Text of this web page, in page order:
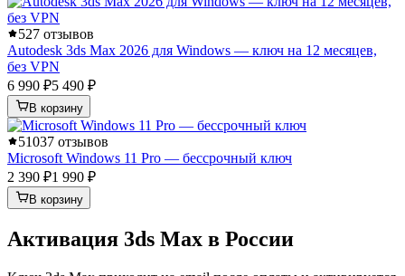
527 отзывов
Autodesk 3ds Max 2026 для Windows — ключ на 12 месяцев,
без VPN
6 990 ₽5 490 ₽
В корзину
51037 отзывов
Microsoft Windows 11 Pro — бессрочный ключ
2 390 ₽1 990 ₽
В корзину
Активация 3ds Max в России